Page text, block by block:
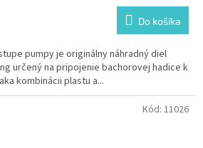
Do košíka
pumpy je originálny náhradný diel
určený na pripojenie bachorovej hadice k
kombinácii plastu a...
Kód: 11026